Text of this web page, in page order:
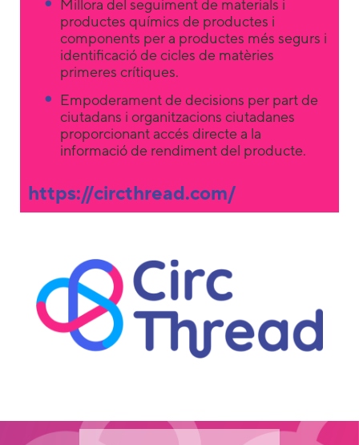
Millora del seguiment de materials i
productes químics de productes i
components per a productes més segurs i
identificació de cicles de matèries
primeres crítiques.
Empoderament de decisions per part de
ciutadans i organitzacions ciutadanes
proporcionant accés directe a la
informació de rendiment del producte.
https://circthread.com/